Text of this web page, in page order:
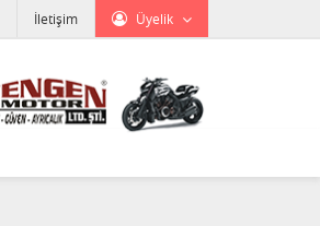
Üyelik
İletişim